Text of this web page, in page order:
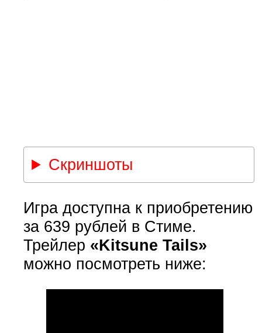
Скриншоты
Игра доступна к приобретению
за 639 рублей в Стиме.
Трейлер «Kitsune Tails»
можно посмотреть ниже: